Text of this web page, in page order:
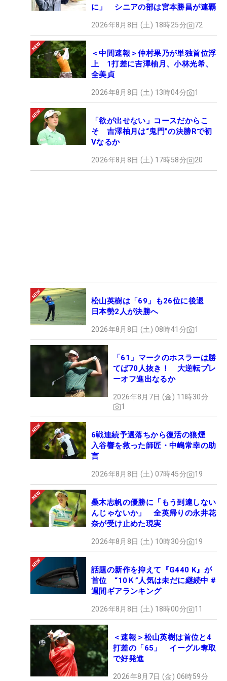
に」 シニアの部は宮本勝昌が連覇
2026年8月8日 (土) 18時25分 72
＜中間速報＞仲村果乃が単独首位浮
上 1打差に吉澤柚月、小林光希、
全美貞
2026年8月8日 (土) 13時04分 1
「欲が出せない」コースだからこ
そ 吉澤柚月は“鬼門”の決勝Rで初
Vなるか
2026年8月8日 (土) 17時58分 20
松山英樹は「69」も26位に後退
日本勢2人が決勝へ
2026年8月8日 (土) 08時41分 1
「61」マークのホスラーは勝
てば70人抜き！ 大逆転プレ
ーオフ進出なるか
2026年8月7日 (金) 11時30分
1
6戦連続予選落ちから復活の狼煙
入谷響を救った師匠・中嶋常幸の助
言
2026年8月8日 (土) 07時45分 19
桑木志帆の優勝に「もう到達しない
んじゃないか」 全英帰りの永井花
奈が受け止めた現実
2026年8月8日 (土) 10時30分 19
話題の新作を抑えて『G440 K』が
首位 “10Ｋ”人気は未だに継続中 #
週間ギアランキング
2026年8月8日 (土) 18時00分 11
＜速報＞松山英樹は首位と4
打差の「65」 イーグル奪取
で好発進
2026年8月7日 (金) 06時59分